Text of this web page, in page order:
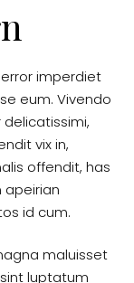
imperdiet
eum. Vivendo
vix in,
offendit, has
apeirian
id cum.
maluisset
luptatum